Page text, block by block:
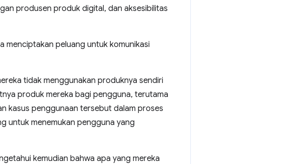
produsen produk digital, dan aksesibilitas
menciptakan peluang untuk komunikasi
tidak menggunakan produknya sendiri
produk mereka bagi pengguna, terutama
kasus penggunaan tersebut dalam proses
untuk menemukan pengguna yang
kemudian bahwa apa yang mereka